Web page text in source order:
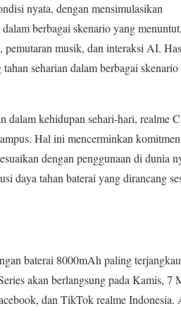
nyata, dengan mensimulasikan
berbagai skenario yang menuntut,
pemutaran musik, dan interaksi AI.
seharian dalam berbagai skenario
dalam kehidupan sehari-hari, realme
Hal ini mencerminkan
dengan penggunaan di dunia
daya tahan baterai yang dirancang
baterai 8000mAh paling
akan berlangsung pada Kamis, 7
dan TikTok realme Indonesia.